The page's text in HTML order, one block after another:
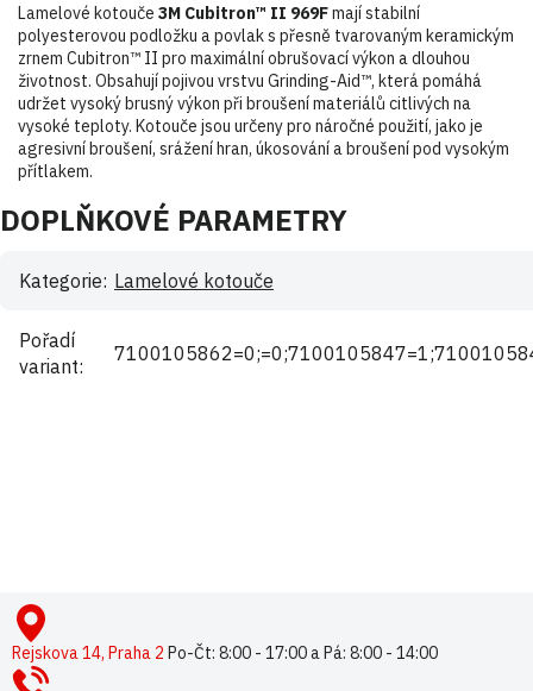
Lamelové kotouče 3M Cubitron™ II 969Fmají stabilní
polyesterovou podložku a povlak s přesně tvarovaným keramickým
zrnem Cubitron™ II pro maximální obrušovací výkon a dlouhou
životnost. Obsahují pojivou vrstvu Grinding-Aid™, která pomáhá
udržet vysoký brusný výkon při broušení materiálů citlivých na
vysoké teploty. Kotouče jsou určeny pro náročné použití, jako je
agresivní broušení, srážení hran, úkosování a broušení pod vysokým
přítlakem.
DOPLŇKOVÉ PARAMETRY
Kategorie: Lamelové kotouče
Pořadí
variant:
pRejskova 14, Praha 2 Po-Čt: 8:00 - 17:00 a Pá: 8:00 - 14:00